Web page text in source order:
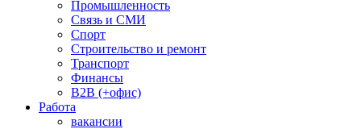
Промышленность
Связь и СМИ
Спорт
Строительство и ремонт
Транспорт
Финансы
B2B (+офис)
Работа
вакансии